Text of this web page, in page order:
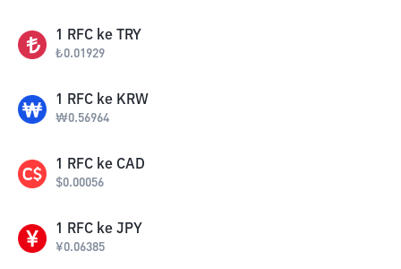
1 RFC ke TRY
₺0.01929
1 RFC ke KRW
₩0.56964
1 RFC ke CAD
$0.00056
1 RFC ke JPY
¥0.06385